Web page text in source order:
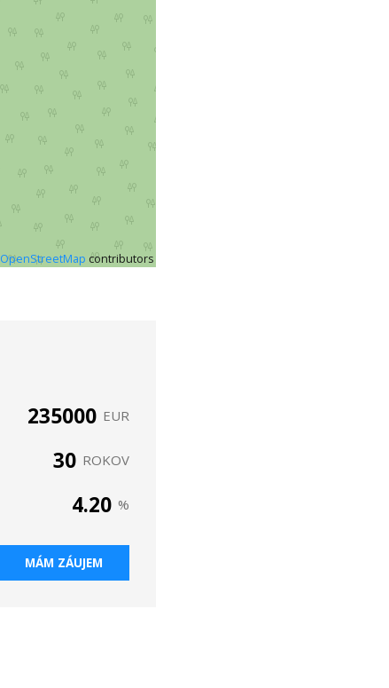
OpenStreetMap contributors
EUR
ROKOV
%
MÁM ZÁUJEM